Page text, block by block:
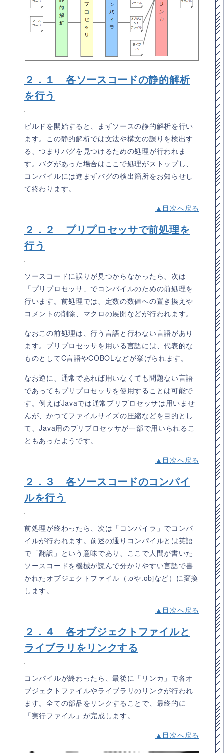
２．１ 各ソースコードの静的解析
を行う
ビルドを開始すると、まずソースの静的解析を行い
ます。この静的解析では文法や構文の誤りを検出す
る、つまりバグを見つけるための処理が行われま
す。バグがあった場合はここで処理がストップし、
コンパイルには進まずバグの検出箇所をお知らせし
て終わります。
▲目次へ戻る
２．２ プリプロセッサで前処理を
行う
ソースコードに誤りが見つからなかったら、次は
「プリプロセッサ」でコンパイルのための前処理を
行います。前処理では、定数の数値への置き換えや
コメントの削除、マクロの展開などが行われます。
なおこの前処理は、行う言語と行わない言語があり
ます。プリプロセッサを用いる言語には、代表的な
ものとしてC言語やCOBOLなどが挙げられます。
なお逆に、通常であれば用いなくても問題ない言語
であってもプリプロセッサを使用することは可能で
す。例えばJavaでは通常プリプロセッサは用いませ
んが、かつてファイルサイズの圧縮などを目的とし
て、Java用のプリプロセッサが一部で用いられるこ
ともあったようです。
▲目次へ戻る
２．３ 各ソースコードのコンパイ
ルを行う
前処理が終わったら、次は「コンパイラ」でコンパ
イルが行われます。前述の通りコンパイルとは英語
で「翻訳」という意味であり、ここで人間が書いた
ソースコードを機械が読んで分かりやすい言語で書
かれたオブジェクトファイル（.oや.objなど）に変換
します。
▲目次へ戻る
２．４ 各オブジェクトファイルと
ライブラリをリンクする
コンパイルが終わったら、最後に「リンカ」で各オ
ブジェクトファイルやライブラリのリンクが行われ
ます。全ての部品をリンクすることで、最終的に
「実行ファイル」が完成します。
▲目次へ戻る